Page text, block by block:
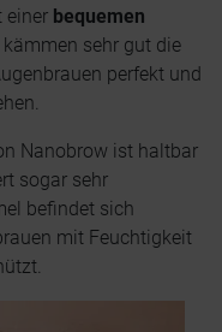
einer bequemen
kämmen sehr gut die
perfekt und
Nanobrow ist haltbar
sogar sehr
befindet sich
mit Feuchtigkeit